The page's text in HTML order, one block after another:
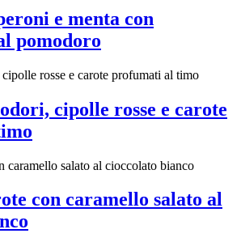
e menta con
pomodoro
cipolle rosse e carote
con caramello salato al